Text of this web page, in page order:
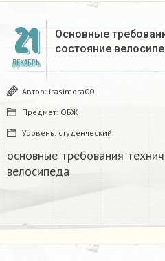
21
ДЕКАБРЬ
Основные
состояние
Автор: irasimora00
Предмет: ОБЖ
Уровень: студенческий
основные требования
велосипеда